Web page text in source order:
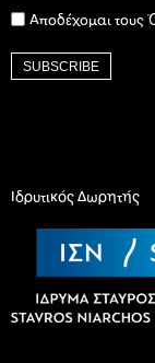
Αποδέχομαι τους
SUBSCRIBE
Ιδρυτικός Δωρητής